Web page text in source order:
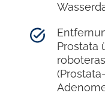
Prostata